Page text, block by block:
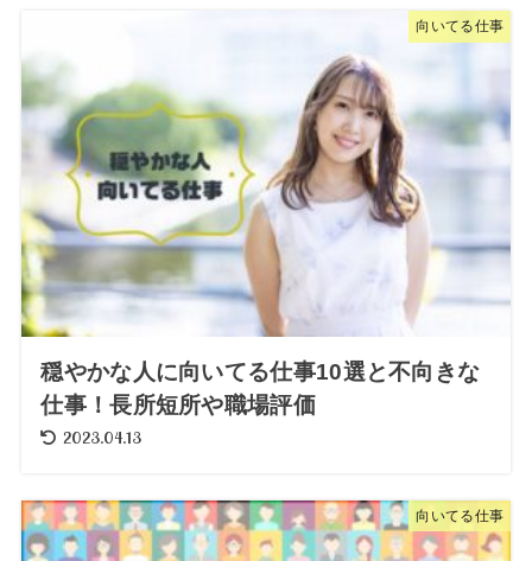
向いてる仕事
穏やかな人に向いてる仕事10選と不向きな
仕事！長所短所や職場評価
2023.04.13
向いてる仕事